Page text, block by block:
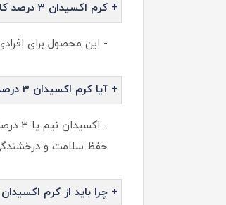
+ کرم اکسیدان 3 درصد کاترومر یا نیم، برای چه نوع مو و رنگ‌هایی مناسب است؟
- این محصول برای
+ آیا کرم اکسیدان 3 درصد به مو آسیب می‌زند؟
-
حفظ سلامت و
+ چرا باید از کرم اکسیدان 3 درصد به جای اکسیدان‌های قوی‌تر استفاده کنم؟